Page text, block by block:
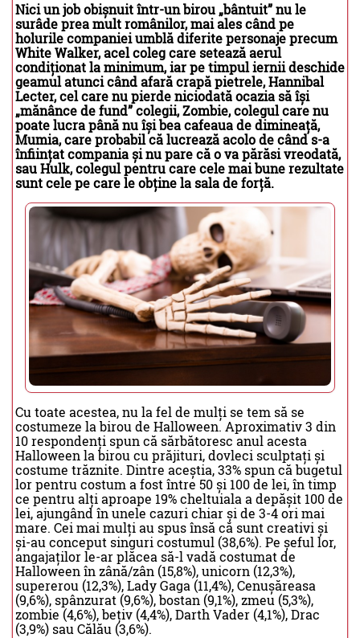
Nici un job obișnuit într-un birou „bântuit” nu le
surâde prea mult românilor, mai ales când pe
holurile companiei umblă diferite personaje precum
White Walker, acel coleg care setează aerul
condiționat la minimum, iar pe timpul iernii deschide
geamul atunci când afară crapă pietrele, Hannibal
Lecter, cel care nu pierde niciodată ocazia să își
„mănânce de fund” colegii, Zombie, colegul care nu
poate lucra până nu își bea cafeaua de dimineață,
Mumia, care probabil că lucrează acolo de când s-a
înființat compania și nu pare că o va părăsi vreodată,
sau Hulk, colegul pentru care cele mai bune rezultate
sunt cele pe care le obține la sala de forță.
Cu toate acestea, nu la fel de mulți se tem să se
costumeze la birou de Halloween. Aproximativ 3 din
10 respondenți spun că sărbătoresc anul acesta
Halloween la birou cu prăjituri, dovleci sculptați și
costume trăznite. Dintre aceștia, 33% spun că bugetul
lor pentru costum a fost între 50 și 100 de lei, în timp
ce pentru alți aproape 19% cheltuiala a depășit 100 de
lei, ajungând în unele cazuri chiar și de 3-4 ori mai
mare. Cei mai mulți au spus însă că sunt creativi și
și-au conceput singuri costumul (38,6%). Pe șeful lor,
angajaților le-ar plăcea să-l vadă costumat de
Halloween în zână/zân (15,8%), unicorn (12,3%),
supererou (12,3%), Lady Gaga (11,4%), Cenușăreasa
(9,6%), spânzurat (9,6%), bostan (9,1%), zmeu (5,3%),
zombie (4,6%), bețiv (4,4%), Darth Vader (4,1%), Drac
(3,9%) sau Călău (3,6%).